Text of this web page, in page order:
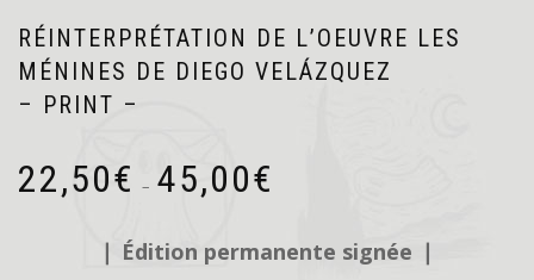
RÉINTERPRÉTATION DE L’OEUVRE LES
MÉNINES DE DIEGO VELÁZQUEZ
– PRINT –
22,50€ – 45,00€
à
❘ Édition permanente signée ❘